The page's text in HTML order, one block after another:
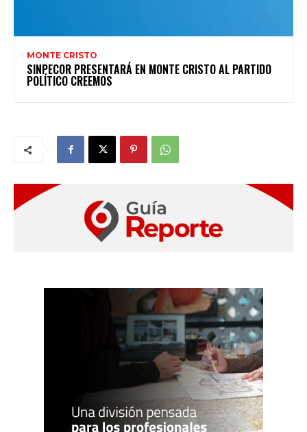
MONTE CRISTO
SINPECOR PRESENTARÁ EN MONTE CRISTO AL PARTIDO
POLÍTICO CREEMOS